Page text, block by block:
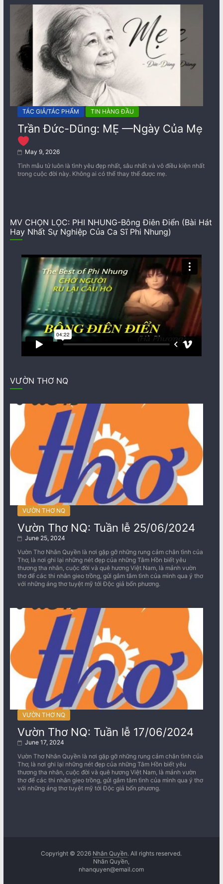
TÁC GIẢ/TÁC PHẨM TIN HÀNG ĐẦU
Trần Đức-Dũng: MẸ —Ngày Của Mẹ
May 9, 2026
Tình mẫu tử luôn là tình yêu đẹp nhất, sâu nhất và vô điều kiện nhất
trong cuộc đời này. Không ai có thể thay thế được mẹ.
MV CHỌN LỌC: PHI NHUNG-Bông Điên Điển (Bài Hát
Hay Nhất Sự Nghiệp Của Ca Sĩ Phi Nhung)
VƯỜN THƠ NQ
VƯỜN THƠ NQ
Vườn Thơ NQ: Tuần lễ 25/06/2024
June 25, 2024
Vườn Thơ Nhân Quyền là nơi gặp gỡ những rung cảm chân tình của
Thơ, là nơi ghi lại những nét đẹp của những Tâm Hồn biết yêu
thương tha nhân, cuộc đời và quê hương Việt Nam, là mảnh vườn
thơ để các thi nhân gieo trồng, gửi gắm tâm tình của mình qua ý thơ
với những áng thơ tuyệt mỹ tới Độc giả bốn phương.
VƯỜN THƠ NQ
Vườn Thơ NQ: Tuần lễ 17/06/2024
June 17, 2024
Vườn Thơ Nhân Quyền là nơi gặp gỡ những rung cảm chân tình của
Thơ, là nơi ghi lại những nét đẹp của những Tâm Hồn biết yêu
thương tha nhân, cuộc đời và quê hương Việt Nam, là mảnh vườn
thơ để các thi nhân gieo trồng, gửi gắm tâm tình của mình qua ý thơ
với những áng thơ tuyệt mỹ tới Độc giả bốn phương.
Copyright © 2026 Nhân Quyền. All rights reserved.
Nhân Quyền,
nhanquyen@email.com